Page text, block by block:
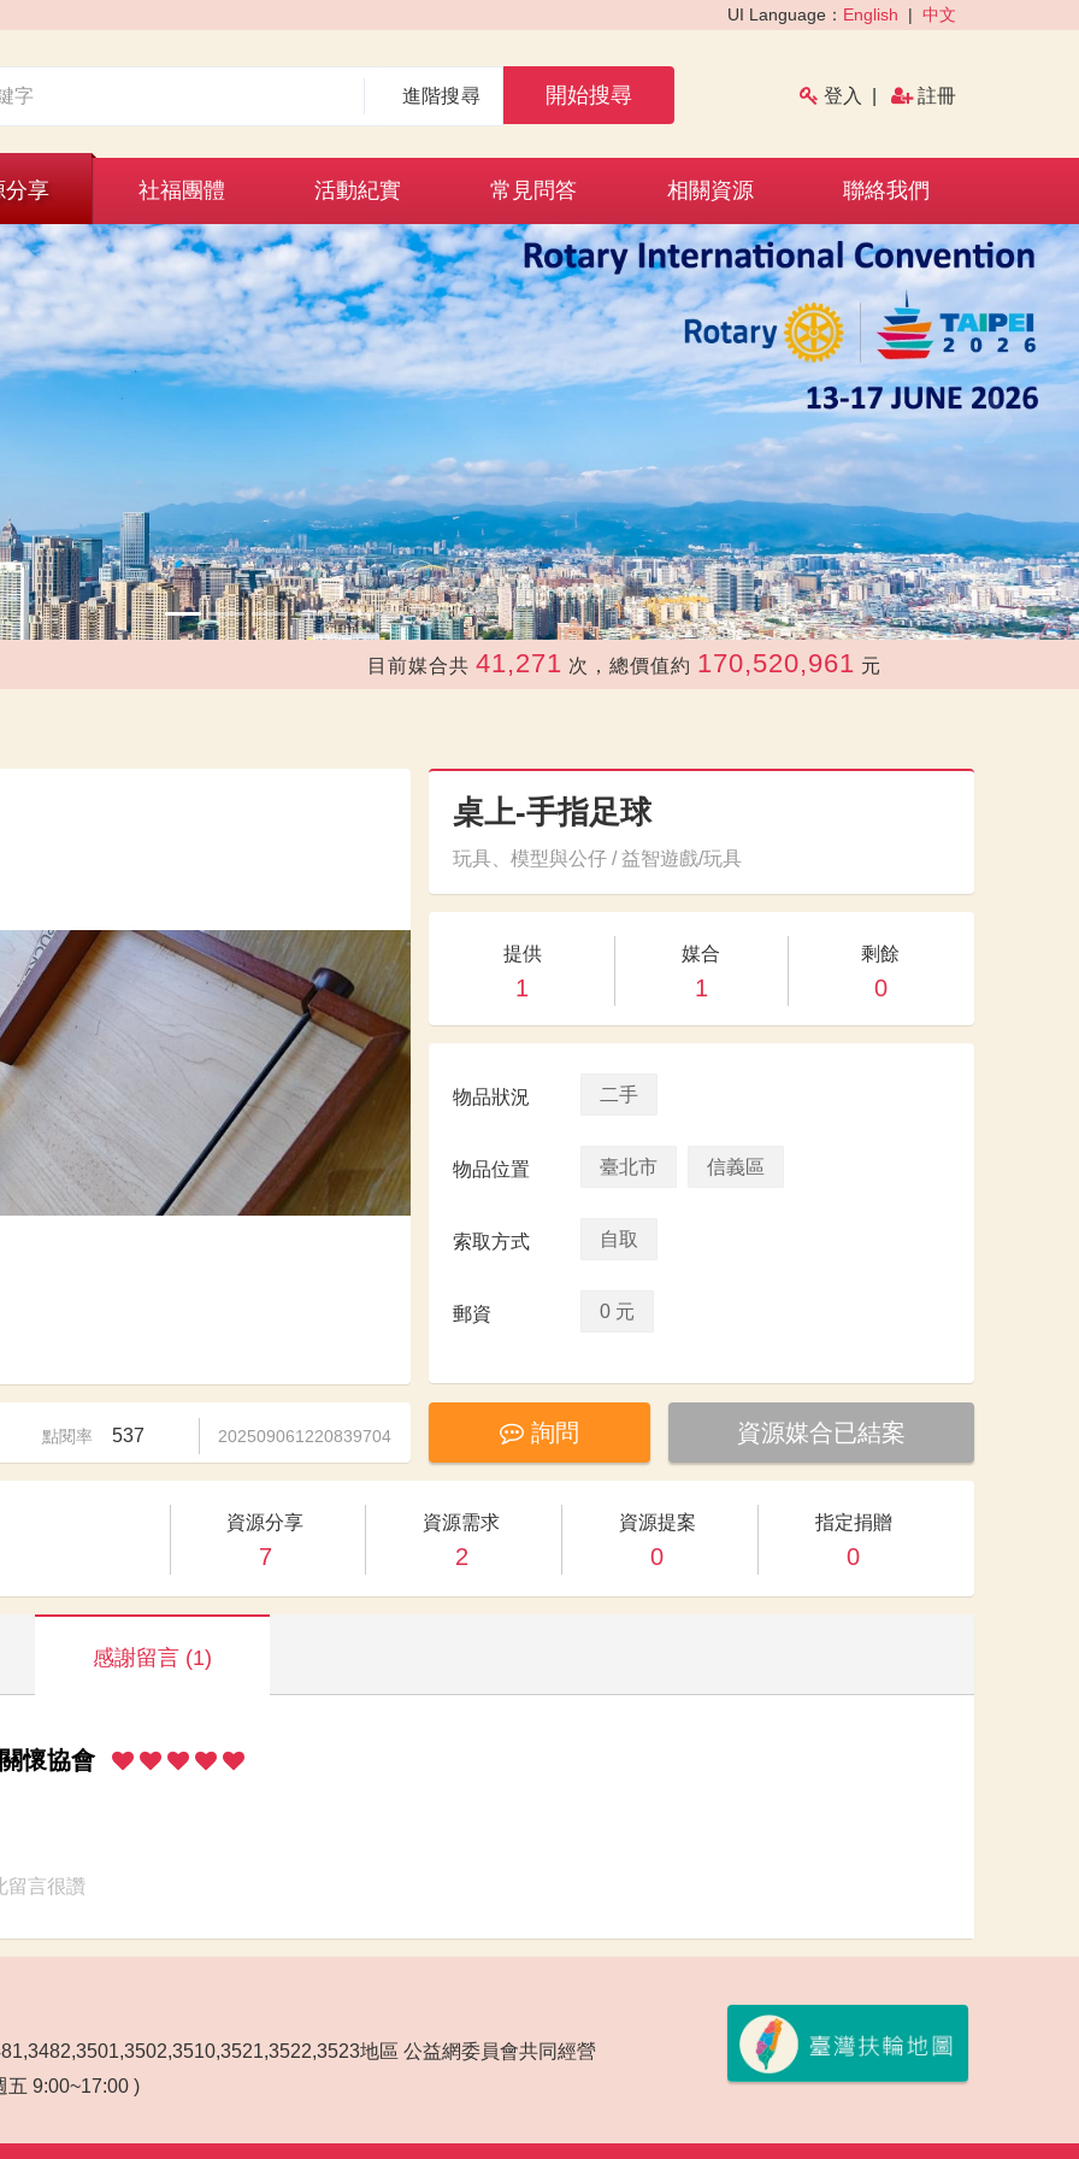
UI Language： English | 中文
進階搜尋 開始搜尋 登入 註冊
分享 社福團體 活動紀實 常見問答 相關資源 聯絡我們
›
目前媒合共 41,271 次，總價值約 170,520,961 元
桌上-手指足球
玩具、模型與公仔 / 益智遊戲/玩具
提供
1
媒合
1
剩餘
0
物品狀況 二手
物品位置 臺北市 信義區
索取方式 自取
郵資 0 元
點閱率 537 202509061220839704 詢問 資源媒合已結案
資源分享
7
資源需求
2
資源提案
0
指定捐贈
0
感謝留言 (1)
懷協會
留言很讚
地區 公益網委員會共同經營
五 9:00~17:00 )